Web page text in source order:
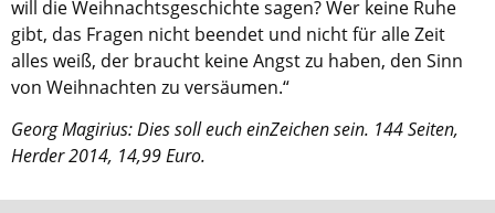
will die Weihnachtsgeschichte sagen? Wer keine Ruhe
gibt, das Fragen nicht beendet und nicht für alle Zeit
alles weiß, der braucht keine Angst zu haben, den Sinn
von Weihnachten zu versäumen.“
Georg Magirius: Dies soll euch einZeichen sein. 144 Seiten,
Herder 2014, 14,99 Euro.